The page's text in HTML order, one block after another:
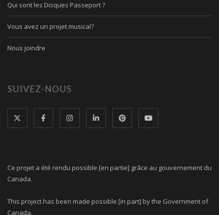
Qui sont les Disques Passeport ?
Vous avez un projet musical?
Nous joindre
SUIVEZ-NOUS
Ce projet a été rendu possible [en partie] grâce au gouvernement du
Canada.
This project has been made possible [in part] by the Government of
Canada.